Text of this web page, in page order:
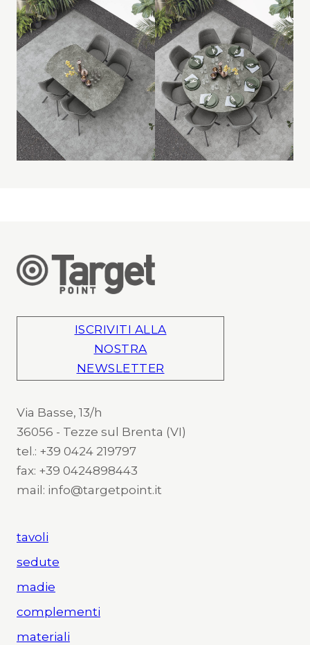
ISCRIVITI ALLA
NOSTRA
NEWSLETTER
Via Basse, 13/h
36056 - Tezze sul Brenta (VI)
tel.: +39 0424 219797
fax: +39 0424898443
mail: info@targetpoint.it
tavoli
sedute
madie
complementi
materiali